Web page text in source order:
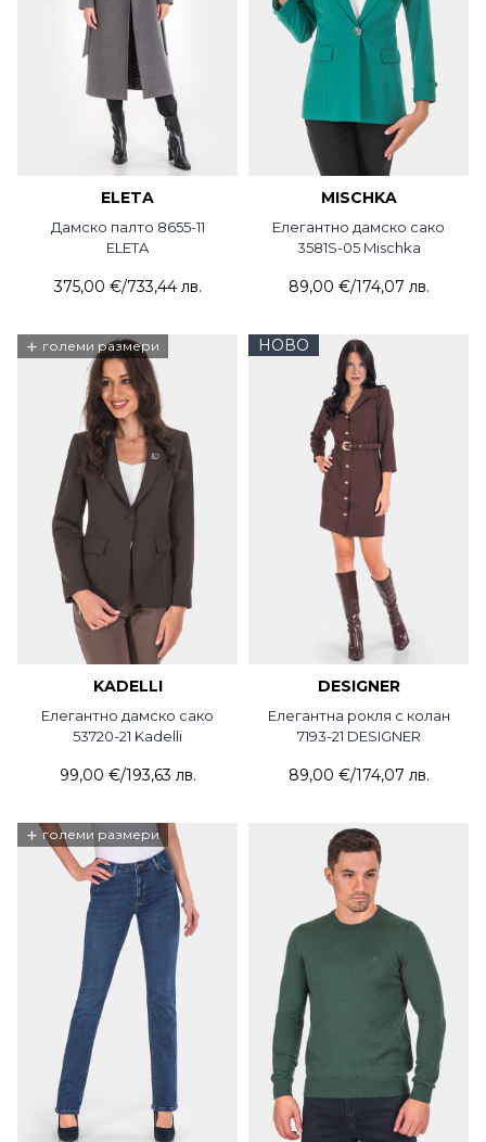
ELETA
Дамско палто 8655-11
ELETA
375,00 €/733,44 лв.
MISCHKA
Елегантно дамско сако
3581S-05 Mischka
89,00 €/174,07 лв.
+ големи размери
KADELLI
Елегантно дамско сако
53720-21 Kadelli
99,00 €/193,63 лв.
НОВО
DESIGNER
Елегантна рокля с колан
7193-21 DESIGNER
89,00 €/174,07 лв.
+ големи размери